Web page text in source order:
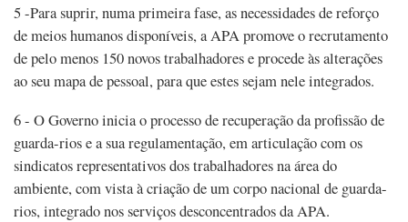
5 -Para suprir, numa primeira fase, as necessidades de reforço
de meios humanos disponíveis, a APA promove o recrutamento
de pelo menos 150 novos trabalhadores e procede às alterações
ao seu mapa de pessoal, para que estes sejam nele integrados.
6 - O Governo inicia o processo de recuperação da profissão de
guarda-rios e a sua regulamentação, em articulação com os
sindicatos representativos dos trabalhadores na área do
ambiente, com vista à criação de um corpo nacional de guarda-
rios, integrado nos serviços desconcentrados da APA.